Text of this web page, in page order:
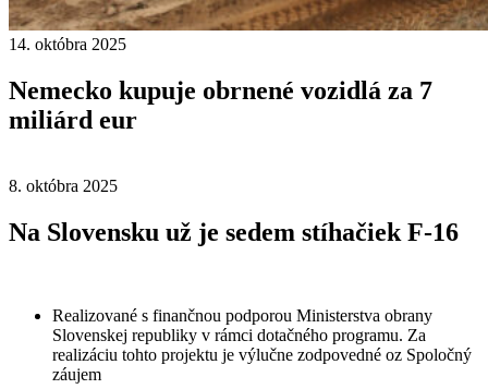
14. októbra 2025
Nemecko kupuje obrnené vozidlá za 7
miliárd eur
8. októbra 2025
Na Slovensku už je sedem stíhačiek F-16
Realizované s finančnou podporou Ministerstva obrany
Slovenskej republiky v rámci dotačného programu. Za
realizáciu tohto projektu je výlučne zodpovedné oz Spoločný
záujem